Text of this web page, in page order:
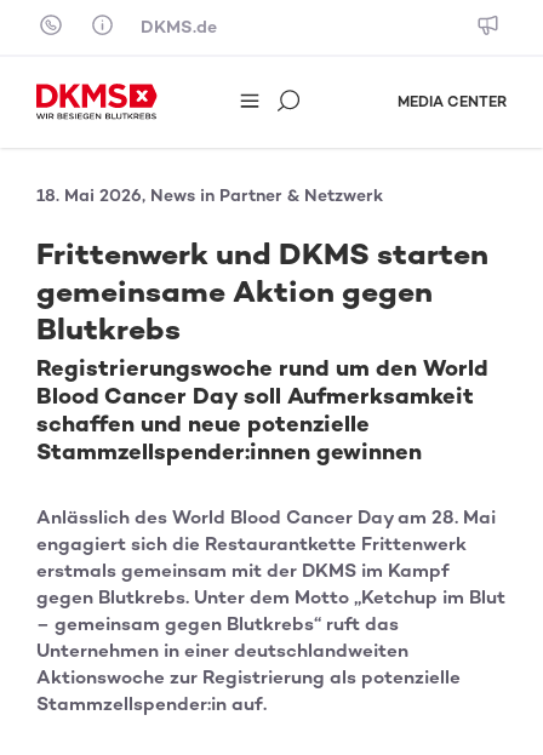
Skip to content
DKMS.de
MEDIA CENTER
18. Mai 2026, News in Partner & Netzwerk
Frittenwerk und DKMS starten
gemeinsame Aktion gegen
Blutkrebs
Registrierungswoche rund um den World
Blood Cancer Day soll Aufmerksamkeit
schaffen und neue potenzielle
Stammzellspender:innen gewinnen
Anlässlich des World Blood Cancer Day am 28. Mai
engagiert sich die Restaurantkette Frittenwerk
erstmals gemeinsam mit der DKMS im Kampf
gegen Blutkrebs. Unter dem Motto „Ketchup im Blut
– gemeinsam gegen Blutkrebs“ ruft das
Unternehmen in einer deutschlandweiten
Aktionswoche zur Registrierung als potenzielle
Stammzellspender:in auf.